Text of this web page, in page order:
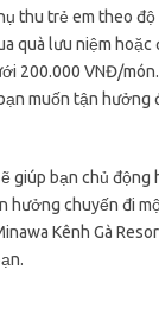
thu trẻ em theo
quà lưu niệm
200.000 VNĐ/
muốn tận
giúp bạn chủ
hưởng chuyến đi
Kênh Gà